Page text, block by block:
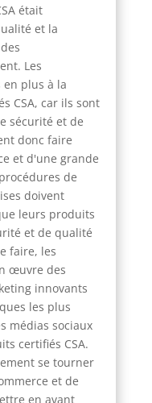
était
et la
Les
plus à la
CSA, car ils sont
sécurité et de
donc faire
et d'une grande
de
doivent
leurs produits
et de qualité
faire, les
œuvre des
innovants
les plus
médias sociaux
certifiés CSA.
se tourner
et de
en avant